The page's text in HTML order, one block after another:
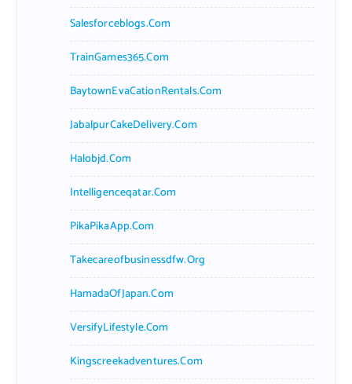
Salesforceblogs.com
TrainGames365.com
BaytownEvaCationRentals.com
JabalpurCakeDelivery.com
Halobjd.com
Intelligenceqatar.com
PikaPikaApp.com
Takecareofbusinessdfw.org
HamadaOfJapan.com
VersifyLifestyle.com
Kingscreekadventures.com